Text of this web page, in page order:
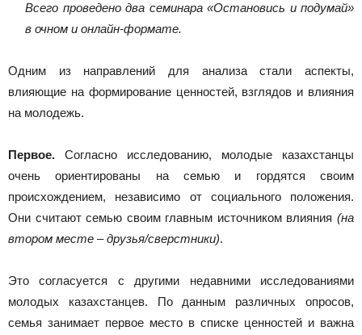
Всего проведено два семинара «Остановись и подумай»
в очном и онлайн-формате.
Одним из направлений для анализа стали аспекты,
влияющие на формирование ценностей, взглядов и влияния
на молодежь.
Первое. Согласно исследованию, молодые казахстанцы
очень ориентированы на семью и гордятся своим
происхождением, независимо от социального положения.
Они считают семью своим главным источником влияния (на
втором месте – друзья/сверстники).
Это согласуется с другими недавними исследованиями
молодых казахстанцев. По данным различных опросов,
семья занимает первое место в списке ценностей и важна